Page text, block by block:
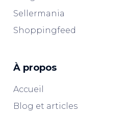
Sellermania
Shoppingfeed
À propos
Accueil
Blog et articles